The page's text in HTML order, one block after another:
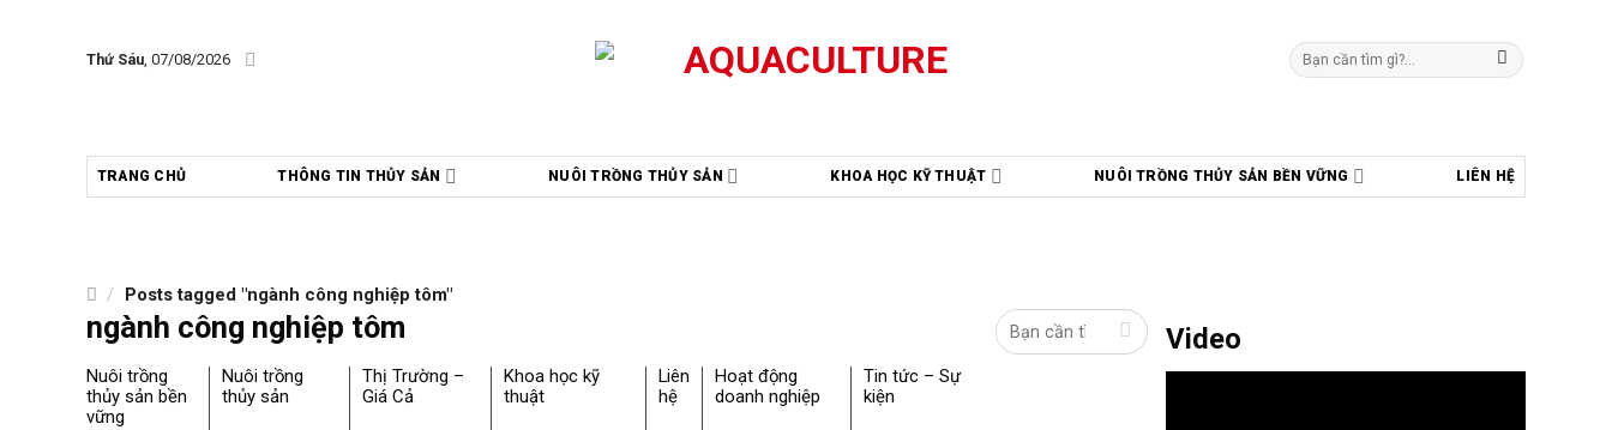
Thứ Sáu, 07/08/2026
Tìm
kiếm:
TRANG CHỦ THÔNG TIN THỦY SẢN NUÔI TRỒNG THỦY SẢN KHOA HỌC KỸ THUẬT NUÔI TRỒNG THỦY SẢN BỀN VỮNG LIÊN HỆ
/ Posts tagged "ngành công nghiệp tôm"
ngành công nghiệp tôm
Nuôi trồng
thủy sản bền
vững
Nuôi trồng
thủy sản
Thị Trường –
Giá Cả
Khoa học kỹ
thuật
Liên
hệ
Hoạt động
doanh nghiệp
Tin tức – Sự
kiện
Video